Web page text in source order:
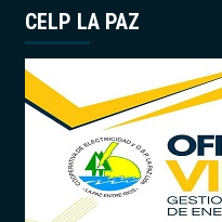
CELP LA PAZ